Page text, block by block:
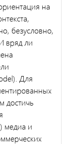
на
безусловно,
вряд ли
Для
достичь
медиа и